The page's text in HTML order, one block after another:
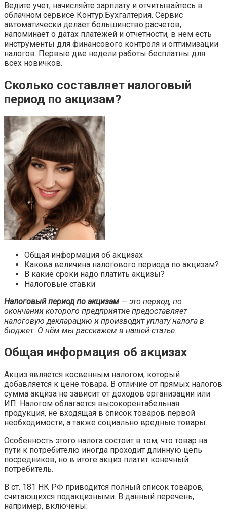
Ведите учет, начисляйте зарплату и отчитывайтесь в
облачном сервисе Контур.Бухгалтерия. Сервис
автоматически делает большинство расчетов,
напоминает о датах платежей и отчетности, в нем есть
инструменты для финансового контроля и оптимизации
налогов. Первые две недели работы бесплатны для
всех новичков.
Сколько составляет налоговый
период по акцизам?
Общая информация об акцизах
Какова величина налогового периода по акцизам?
В какие сроки надо платить акцизы?
Налоговые ставки
Налоговый период по акцизам — это период, по
окончании которого предприятие предоставляет
налоговую декларацию и производит уплату налога в
бюджет. О нём мы расскажем в нашей статье.
Общая информация об акцизах
Акциз является косвенным налогом, который
добавляется к цене товара. В отличие от прямых налогов
сумма акциза не зависит от доходов организации или
ИП. Налогом облагается высокорентабельная
продукция, не входящая в список товаров первой
необходимости, а также социально вредные товары.
Особенность этого налога состоит в том, что товар на
пути к потребителю иногда проходит длинную цепь
посредников, но в итоге акциз платит конечный
потребитель.
В ст. 181 НК РФ приводится полный список товаров,
считающихся подакцизными. В данный перечень,
например, включены: